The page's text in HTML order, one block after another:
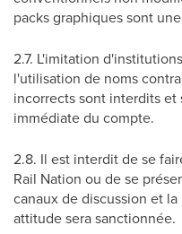
packs graphiques sont
2.7. L'imitation
l'utilisation de noms
incorrects sont interdits et
immédiate du compte.
2.8. Il est interdit de se
Rail Nation ou de se
canaux de discussion et
attitude sera sanctionnée.